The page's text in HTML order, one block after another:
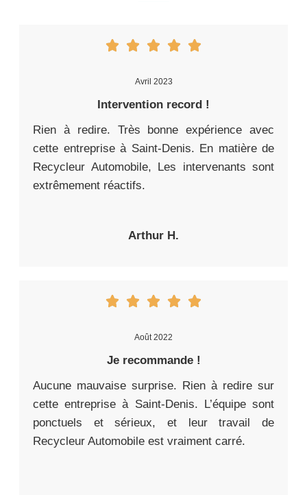
Avril 2023
Intervention record !
Rien à redire. Très bonne expérience avec
cette entreprise à Saint-Denis. En matière de
Recycleur Automobile, Les intervenants sont
extrêmement réactifs.
Arthur H.
Août 2022
Je recommande !
Aucune mauvaise surprise. Rien à redire sur
cette entreprise à Saint-Denis. L’équipe sont
ponctuels et sérieux, et leur travail de
Recycleur Automobile est vraiment carré.